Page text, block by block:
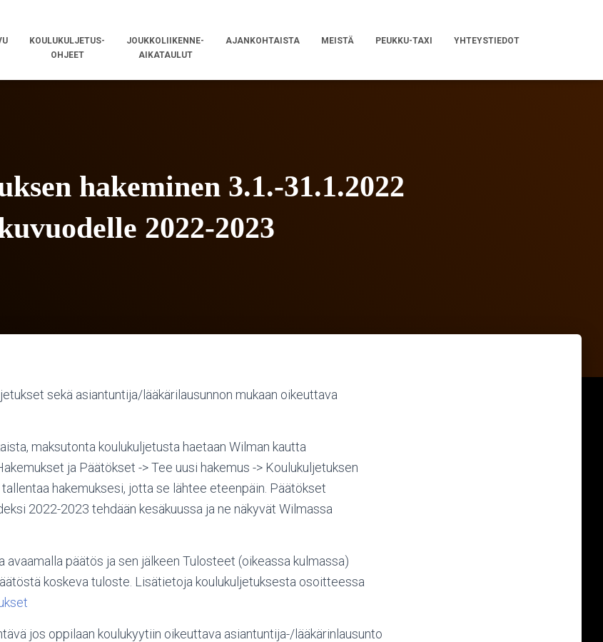
KOULUKULJETUS-
OHJEET
JOUKKOLIIKENNE-
AIKATAULUT
AJANKOHTAISTA MEISTÄ PEUKKU-TAXI YHTEYSTIEDOT
hakeminen 3.1.-31.1.2022
2022-2023
sekä asiantuntija/lääkärilausunnon mukaan oikeuttava
maksutonta koulukuljetusta haetaan Wilman kautta
ja Päätökset -> Tee uusi hakemus -> Koulukuljetuksen
hakemuksesi, jotta se lähtee eteenpäin. Päätökset
2022-2023 tehdään kesäkuussa ja ne näkyvät Wilmassa
avaamalla päätös ja sen jälkeen Tulosteet (oikeassa kulmassa)
koskeva tuloste. Lisätietoja koulukuljetuksesta osoitteessa
jos oppilaan koulukyytiin oikeuttava asiantuntija-/lääkärinlausunto